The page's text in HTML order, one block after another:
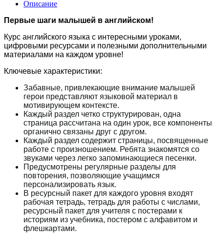
Описание
Первые шаги малышей в английском!
Курс английского языка с интересными уроками,
цифровыми ресурсами и полезными дополнительными
материалами на каждом уровне!
Ключевые характеристики:
Забавные, привлекающие внимание малышей
герои представляют языковой материал в
мотивирующем контексте.
Каждый раздел четко структурирован, одна
страница рассчитана на один урок, все компоненты
органично связаны друг с другом.
Каждый раздел содержит страницы, посвященные
работе с произношением. Ребята знакомятся со
звуками через легко запоминающиеся песенки.
Предусмотрены регулярные разделы для
повторения, позволяющие учащимся
персонализировать язык.
В ресурсный пакет для каждого уровня входят
рабочая тетрадь, тетрадь для работы с числами,
ресурсный пакет для учителя с постерами к
историям из учебника, постером с алфавитом и
флешкартами.